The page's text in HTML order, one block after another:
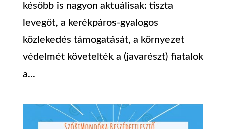
később is nagyon aktuálisak: tiszta
levegőt, a kerékpáros-gyalogos
közlekedés támogatását, a környezet
védelmét követelték a (javarészt) fiatalok
a...